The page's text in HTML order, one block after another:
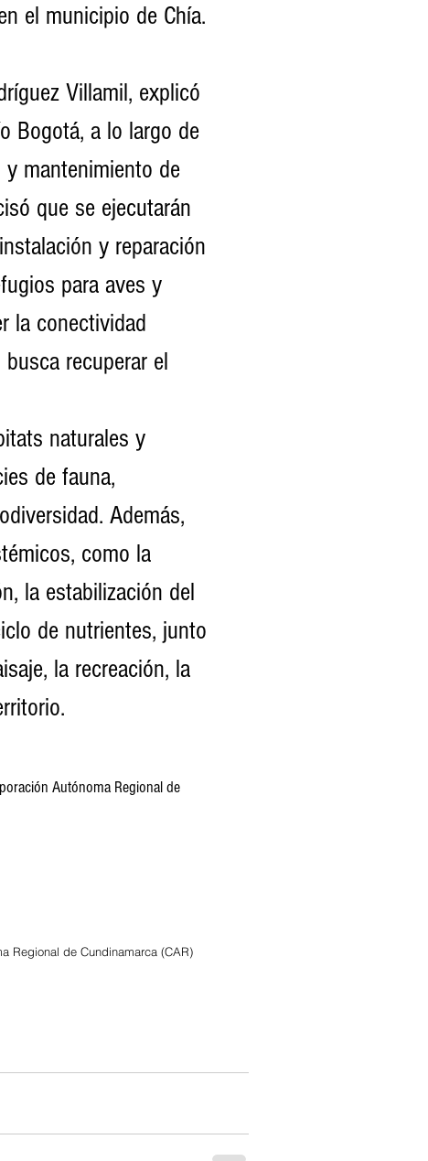
el municipio de Chía.
Villamil, explicó
Bogotá, a lo largo de
mantenimiento de
que se ejecutarán
y reparación
para aves y
la conectividad
recuperar el
naturales y
de fauna,
Además,
como la
la estabilización del
de nutrientes, junto
la recreación, la
Autónoma Regional de
Regional de Cundinamarca (CAR)